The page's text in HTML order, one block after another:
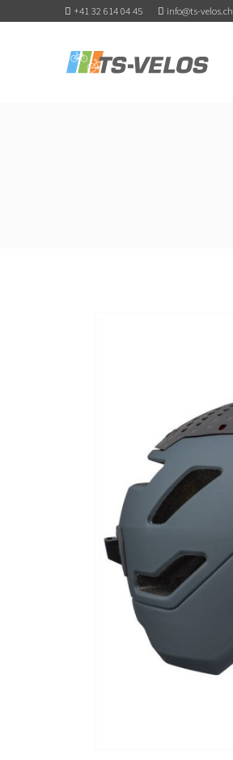
+41 32 614 04 45 info@ts-velos.ch